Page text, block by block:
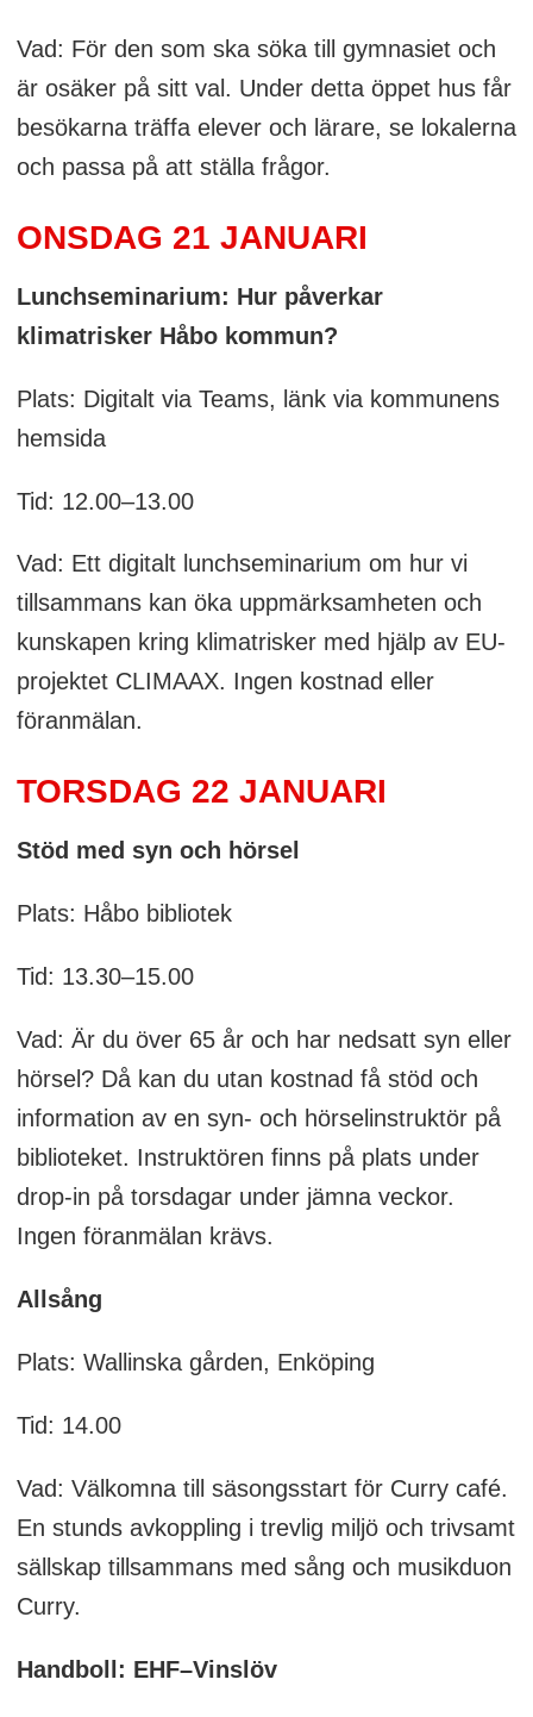
Vad: För den som ska söka till gymnasiet och
är osäker på sitt val. Under detta öppet hus får
besökarna träffa elever och lärare, se lokalerna
och passa på att ställa frågor.
ONSDAG 21 JANUARI
Lunchseminarium: Hur påverkar
klimatrisker Håbo kommun?
Plats: Digitalt via Teams, länk via kommunens
hemsida
Tid: 12.00–13.00
Vad: Ett digitalt lunchseminarium om hur vi
tillsammans kan öka uppmärksamheten och
kunskapen kring klimatrisker med hjälp av EU-
projektet CLIMAAX. Ingen kostnad eller
föranmälan.
TORSDAG 22 JANUARI
Stöd med syn och hörsel
Plats: Håbo bibliotek
Tid: 13.30–15.00
Vad: Är du över 65 år och har nedsatt syn eller
hörsel? Då kan du utan kostnad få stöd och
information av en syn- och hörselinstruktör på
biblioteket. Instruktören finns på plats under
drop-in på torsdagar under jämna veckor.
Ingen föranmälan krävs.
Allsång
Plats: Wallinska gården, Enköping
Tid: 14.00
Vad: Välkomna till säsongsstart för Curry café.
En stunds avkoppling i trevlig miljö och trivsamt
sällskap tillsammans med sång och musikduon
Curry.
Handboll: EHF–Vinslöv